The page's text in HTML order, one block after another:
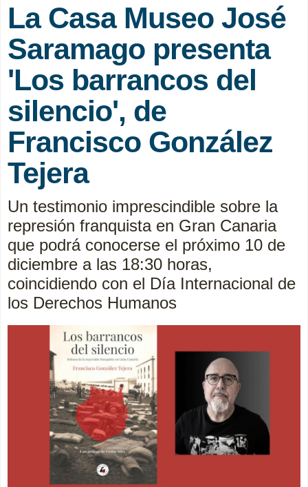
La Casa Museo José
Saramago presenta
'Los barrancos del
silencio', de
Francisco González
Tejera
Un testimonio imprescindible sobre la
represión franquista en Gran Canaria
que podrá conocerse el próximo 10 de
diciembre a las 18:30 horas,
coincidiendo con el Día Internacional de
los Derechos Humanos